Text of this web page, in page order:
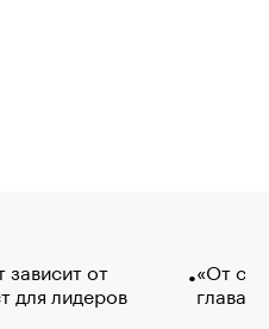
зависит от
для лидеров
«От
глава